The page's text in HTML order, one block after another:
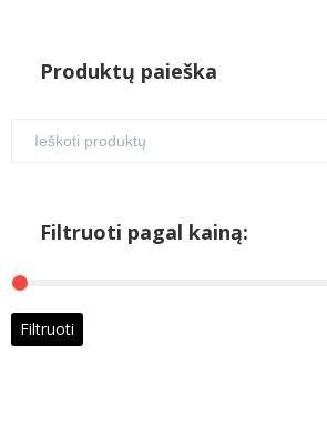
Produktų paieška
Filtruoti pagal kainą:
Filtruoti